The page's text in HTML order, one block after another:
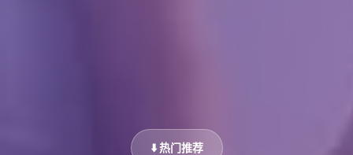
⬇️ 热门推荐